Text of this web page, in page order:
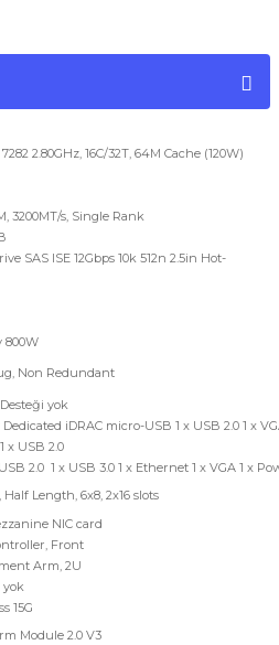
2.80GHz, 16C/32T, 64M Cache (120W)
3200MT/s, Single Rank
SAS ISE 12Gbps 10k 512n 2.5in Hot-
800W
Non Redundant
yok
iDRAC micro-USB 1 x USB 2.0 1 x
x USB 2.0
2.0 1 x USB 3.0 1 x Ethernet 1 x VGA 1 x
Length, 6x8, 2x16 slots
NIC card
Front
Arm, 2U
yok
15G
Module 2.0 V3